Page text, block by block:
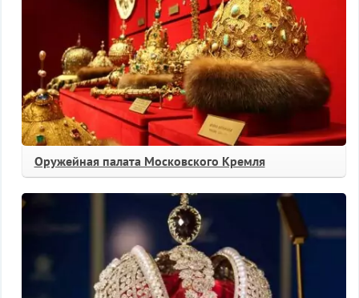
Оружейная палата Московского Кремля